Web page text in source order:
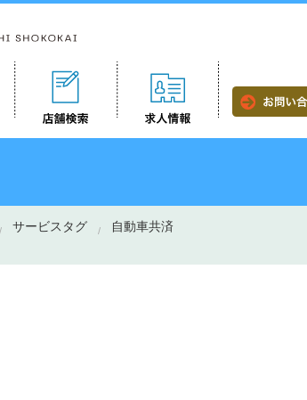
サービスタグ 自動車共済